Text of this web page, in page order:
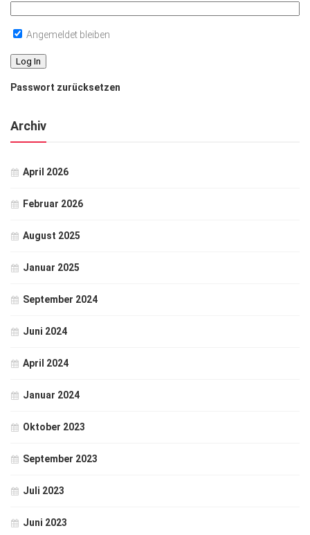
Angemeldet bleiben
Passwort zurücksetzen
Archiv
April 2026
Februar 2026
August 2025
Januar 2025
September 2024
Juni 2024
April 2024
Januar 2024
Oktober 2023
September 2023
Juli 2023
Juni 2023